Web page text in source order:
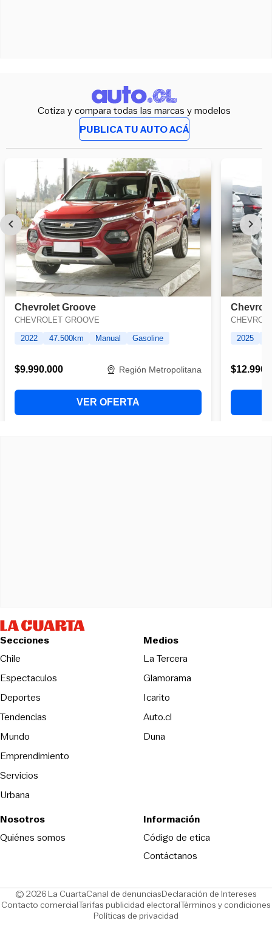
Cotiza y compara todas las marcas y modelos
PUBLICA TU AUTO ACÁ
Secciones
Chile
Espectaculos
Deportes
Tendencias
Mundo
Emprendimiento
Servicios
Urbana
Medios
La TerceraOpens in new
Glamorama
Icarito
Auto.cl
DunaOpens in new window
Nosotros
Quiénes somos
Información
Código de eticaOpens in new
Contáctanos
© 2026 La CuartaCanal de denunciasOpens in new window
Declaración de Intereses
Contacto comercialOpens in new window
Tarifas publicidad electoralOpens in new window
Términos y condiciones
Políticas de privacidad